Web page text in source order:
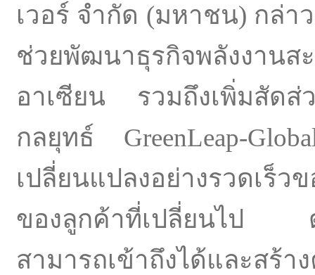
เวอร์ จำกัด (มหาชน) กล่า
ช่วยพัฒนาธุรกิจพลังงา
อาเซียน รวมถึงเพิ่มสัด
กลยุทธ์ GreenLeap-
เปลี่ยนแปลงอย่างรวดเร็ว
ของลูกค้าที่เปลี่ยนไป ด้
สามารถเข้าถึงได้และสร้